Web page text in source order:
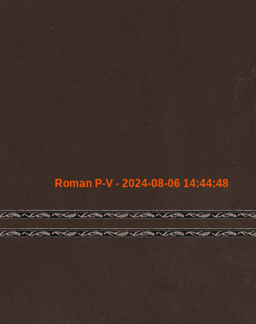
Roman P-V - 2024-08-06 14:44:48